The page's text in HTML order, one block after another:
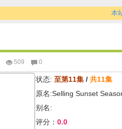
本
509 0
状态: 至第11集 / 共11集
原名:Selling Sunset
别名:
评分： 0.0